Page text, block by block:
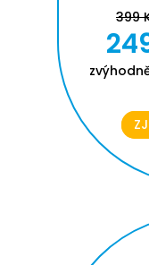
399